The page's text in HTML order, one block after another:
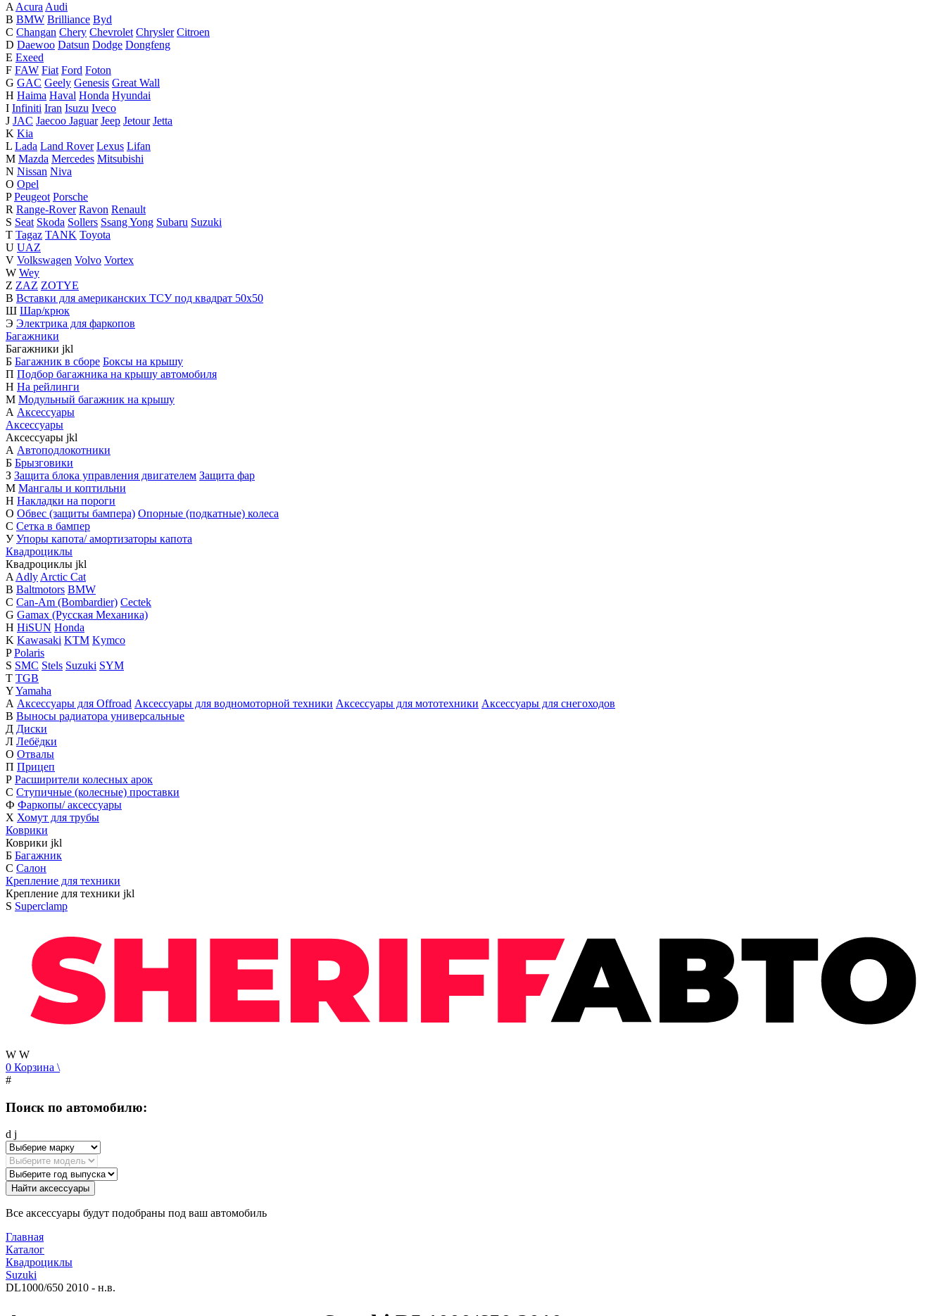
AAcuraAudi
B BMW Brilliance Byd
C Changan Chery Chevrolet Chrysler Citroen
D Daewoo Datsun Dodge Dongfeng
E Exeed
F FAW Fiat Ford Foton
G GAC Geely Genesis Great Wall
H Haima Haval Honda Hyundai
I Infiniti Iran Isuzu Iveco
J JAC Jaecoo Jaguar Jeep Jetour Jetta
K Kia
L Lada Land Rover Lexus Lifan
M Mazda Mercedes Mitsubishi
N Nissan Niva
O Opel
P Peugeot Porsche
R Range-Rover Ravon Renault
S Seat Skoda Sollers Ssang Yong Subaru Suzuki
T Tagaz TANK Toyota
U UAZ
V Volkswagen Volvo Vortex
W Wey
Z ZAZ ZOTYE
В Вставки для американских ТСУ под квадрат 50х50
Ш Шар/крюк
Э Электрика для фаркопов
Багажники
Багажники jkl
Б Багажник в сборе Боксы на крышу
П Подбор багажника на крышу автомобиля
Н На рейлинги
М Модульный багажник на крышу
А Аксессуары
Аксессуары
Аксессуары jkl
А Автоподлокотники
Б Брызговики
З Защита блока управления двигателем Защита фар
М Мангалы и коптильни
Н Накладки на пороги
О Обвес (защиты бампера) Опорные (подкатные) колеса
С Сетка в бампер
У Упоры капота/ амортизаторы капота
Квадроциклы
Квадроциклы jkl
AAdlyArctic Cat
B Baltmotors BMW
C Can-Am (Bombardier) Cectek
G Gamax (Русская Механика)
H HiSUN Honda
K Kawasaki KTM Kymco
P Polaris
S SMC Stels Suzuki SYM
T TGB
YYamaha
А Аксессуары для Offroad Аксессуары для водномоторной техники Аксессуары для мототехники Аксессуары для снегоходов
В Выносы радиатора универсальные
Д Диски
Л Лебёдки
О Отвалы
П Прицеп
Р Расширители колесных арок
С Ступичные (колесные) проставки
Ф Фаркопы/ аксессуары
Х Хомут для трубы
Коврики
Коврики jkl
Б Багажник
С Салон
Крепление для техники
Крепление для техники jkl
S Superclamp
W W
0 Корзина \
#
Поиск по автомобилю:
d j
Найти аксессуары
Все аксессуары будут подобраны под ваш автомобиль
Главная
Каталог
Квадроциклы
Suzuki
DL1000/650 2010 - н.в.